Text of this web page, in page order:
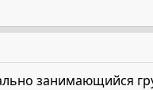
занимающийся